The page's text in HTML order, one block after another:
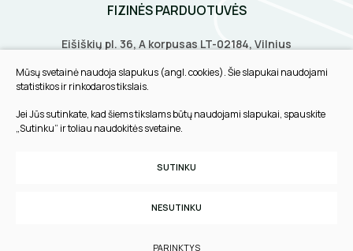
FIZINĖS PARDUOTUVĖS
Eišiškių pl. 36, A korpusas LT-02184, Vilnius
Biruliškių g. 8, LT-52168, Kaunas
Tilžės g. 60, LT-91108, Klaipėda
INFORMACIJA
Privatumo politika
Sukurta:TEXUS
Mūsų svetainė naudoja slapukus (angl. cookies). Šie slapukai naudojami
statistikos ir rinkodaros tikslais.
Jei Jūs sutinkate, kad šiems tikslams būtų naudojami slapukai, spauskite
„Sutinku“ ir toliau naudokitės svetaine.
SUTINKU
NESUTINKU
PARINKTYS